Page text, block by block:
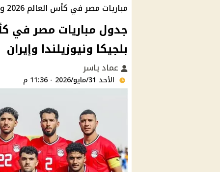
مباريات مصر في كأس العالم 2026 ومواعيد بلجيكا ونيوزيلندا وإيران والقنوات الناقلة
بلجيكا ونيوزيلندا وإيران
عماد ياسر
الأحد 31/مايو/2026 - 11:36 م